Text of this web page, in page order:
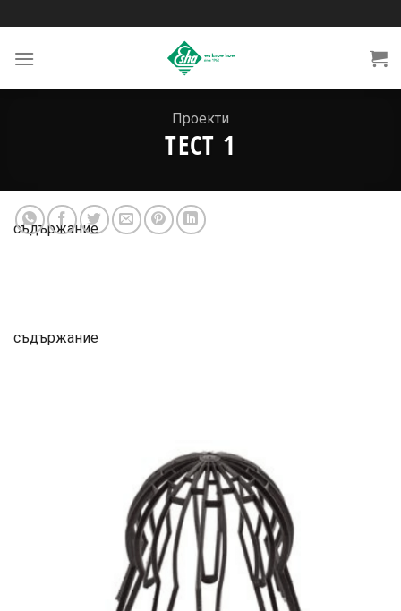
to
content
Проекти
ТЕСТ 1
съдържание
съдържание